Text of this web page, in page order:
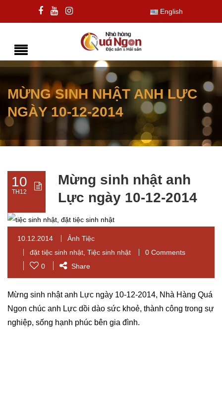
English
MỪNG SINH NHẬT ANH LỰC
NGÀY 10-12-2014
10
TH12
Mừng sinh nhật anh
Lực ngày 10-12-2014
10.12.2014
Ảnh Tiệc
đặt tiệc sinh nhật Tiệc sinh nhật
0 Comments
0
Share
Mừng sinh nhật anh Lực ngày 10-12-2014, Nhà Hàng Quá
Ngon chúc anh Lực dồi dào sức khoẻ, thành công trong sự
nghiệp, sống hạnh phúc bên gia đình.